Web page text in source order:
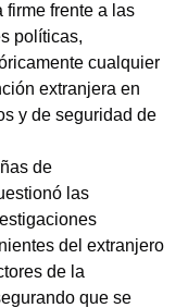
firme frente a las
políticas,
cualquier
extranjera en
y de seguridad de
de
las
del extranjero
de la
que se